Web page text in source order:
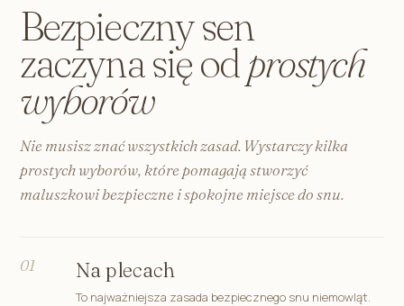
Bezpieczny sen
zaczyna się od prostych
wyborów
Nie musisz znać wszystkich zasad. Wystarczy kilka
prostych wyborów, które pomagają stworzyć
maluszkowi bezpieczne i spokojne miejsce do snu.
01 Na plecach
To najważniejsza zasada bezpiecznego snu niemowląt.